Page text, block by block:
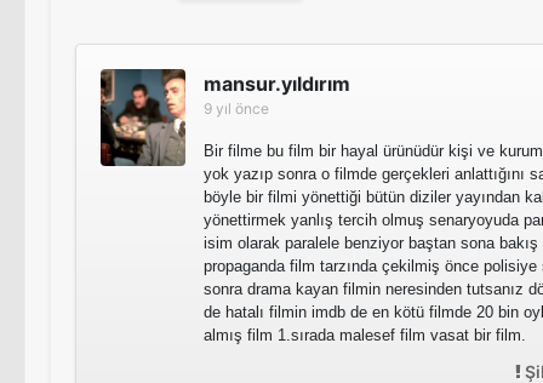
mansur.yıldırım
9 yıl önce
Bir filme bu film bir hayal ürünüdür kişi ve
yok yazıp sonra o filmde gerçekleri anlattığını
böyle bir filmi yönettiği bütün diziler yayından
yönettirmek yanlış tercih olmuş senaryoyuda
isim olarak paralele benziyor baştan sona bakış
propaganda film tarzında çekilmiş önce
sonra drama kayan filmin neresinden tutsanız
de hatalı filmin imdb de en kötü filmde 20 bin
almış film 1.sırada malesef film vasat bir film.